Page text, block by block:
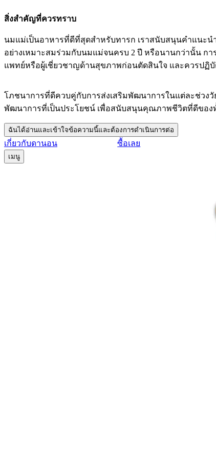
สิ่งสำคัญที่ควรทราบ
นมแม่เป็นอาหารที่ดีที่สุดสำหรับทารก เราสนับสนุนคำแนะน
อย่างเหมาะสมร่วมกับนมแม่จนครบ 2 ปี หรือนานกว่านั้น ก
แพทย์หรือผู้เชี่ยวชาญด้านสุขภาพก่อนตัดสินใจ และควรปฏิ
โภชนาการที่ดีควบคู่กับการส่งเสริมพัฒนาการในแต่ละช่วง
พัฒนาการที่เป็นประโยชน์ เพื่อสนับสนุนคุณภาพชีวิตที่ดีขอ
ฉันได้อ่านและเข้าใจข้อความนี้และต้องการดำเนินการต่อ
เกี่ยวกับดานอน ซื้อเลย
เมนู